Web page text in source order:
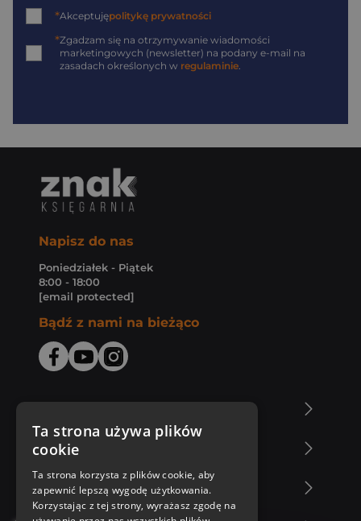
*Akceptujępolitykę prywatności
*Zgadzam się na otrzymywanie wiadomości
marketingowych (newsletter) na podany e-mail na
zasadach określonych w regulaminie.
Napisz do nas
Poniedziałek - Piątek
8:00 - 18:00
[email protected]
Bądź z nami na bieżąco
Zakupy u nas
Nasza oferta
Ta strona używa plików
cookie
Ta strona korzysta z plików cookie, aby
zapewnić lepszą wygodę użytkowania.
Korzystając z tej strony, wyrażasz zgodę na